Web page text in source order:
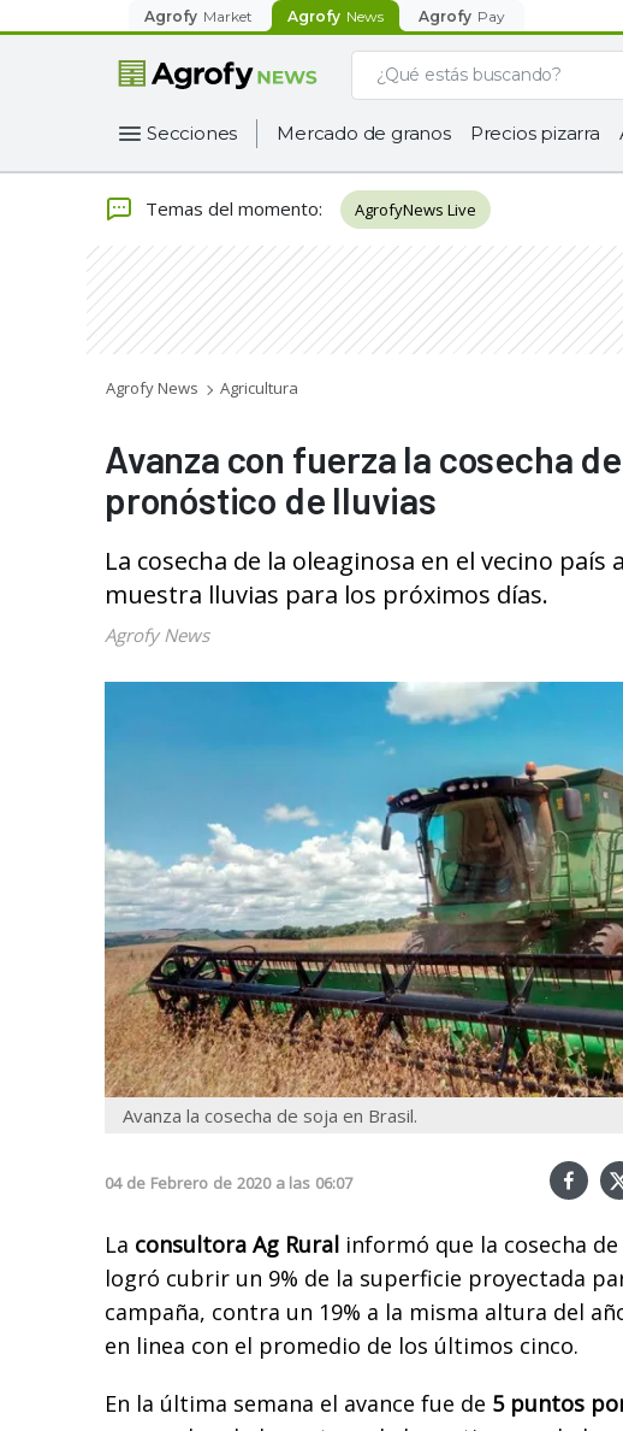
Agrofy Market Agrofy News Agrofy Pay
Secciones Mercado de granos Precios pizarra
Temas del momento: AgrofyNews Live
Agrofy News Agricultura
Avanza con fuerza la cosecha
pronóstico de lluvias
La cosecha de la oleaginosa en el vecino
muestra lluvias para los próximos días.
Agrofy News
Avanza la cosecha de soja en Brasil.
04 de Febrero de 2020 a las 06:07
La consultora Ag Rural informó que la cosecha
logró cubrir un 9% de la superficie proyectada
campaña, contra un 19% a la misma altura del
en linea con el promedio de los últimos cinco.
En la última semana el avance fue de 5 puntos